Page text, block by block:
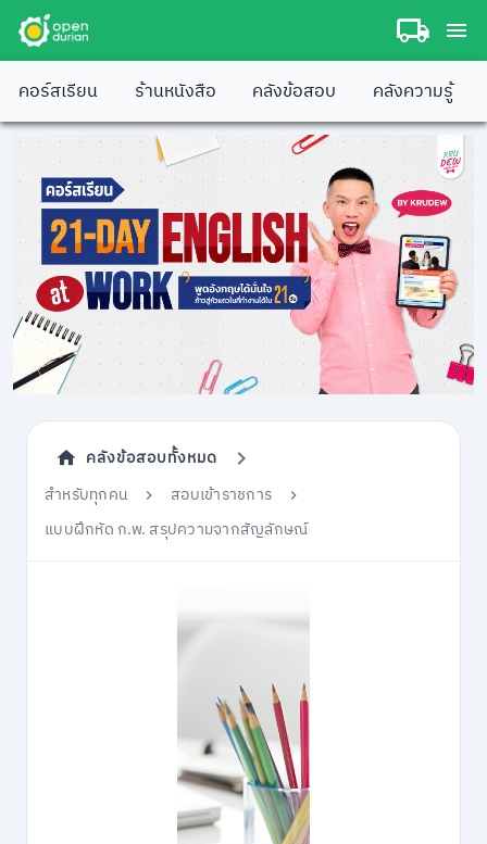
คอร์สเรียน ร้านหนังสือ คลังข้อสอบ คลังความรู้
คลังข้อสอบทั้งหมด
สำหรับทุกคน
สอบเข้าราชการ
แบบฝึกหัด ก.พ. สรุปความจากสัญลักษณ์